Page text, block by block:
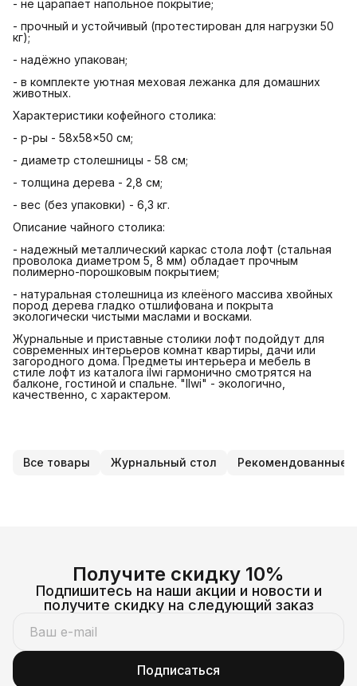
- не царапает напольное покрытие;
- прочный и устойчивый (протестирован для нагрузки 50
кг);
- надёжно упакован;
- в комплекте уютная меховая лежанка для домашних
животных.
Характеристики кофейного столика:
- р-ры - 58x58x50 см;
- диаметр столешницы - 58 см;
- толщина дерева - 2,8 см;
- вес (без упаковки) - 6,3 кг.
Описание чайного столика:
- надежный металлический каркас стола лофт (стальная
проволока диаметром 5, 8 мм) обладает прочным
полимерно-порошковым покрытием;
- натуральная столешница из клеёного массива хвойных
пород дерева гладко отшлифована и покрыта
экологически чистыми маслами и восками.
Журнальные и приставные столики лофт подойдут для
современных интерьеров комнат квартиры, дачи или
загородного дома. Предметы интерьера и мебель в
стиле лофт из каталога ilwi гармонично смотрятся на
балконе, гостиной и спальне. "Ilwi" - экологично,
качественно, с характером.
Все товары Журнальный стол Рекомендованные
Получите скидку 10%
Подпишитесь на наши акции и новости и
получите скидку на следующий заказ
Подписаться